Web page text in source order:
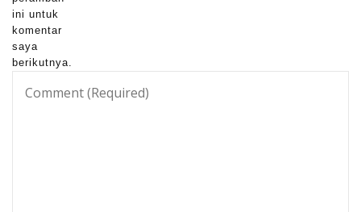
ini untuk
komentar
saya
berikutnya.